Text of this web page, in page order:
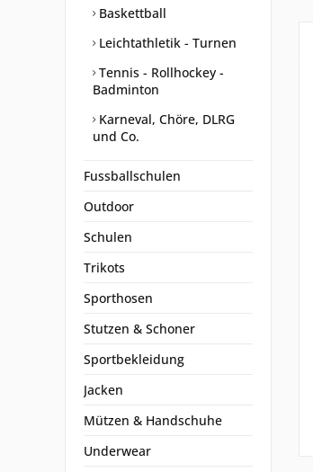
Baskettball
Leichtathletik - Turnen
Tennis - Rollhockey -
Badminton
Karneval, Chöre, DLRG
und Co.
Fussballschulen
Outdoor
Schulen
Trikots
Sporthosen
Stutzen & Schoner
Sportbekleidung
Jacken
Mützen & Handschuhe
Underwear